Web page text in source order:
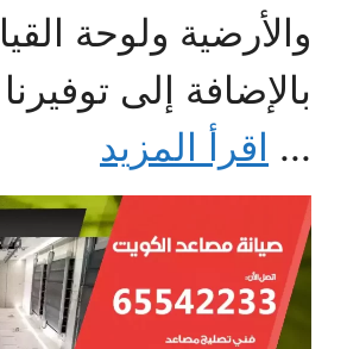
والأرضية ولوحة
بالإضافة إلى
... اقرأ المزيد